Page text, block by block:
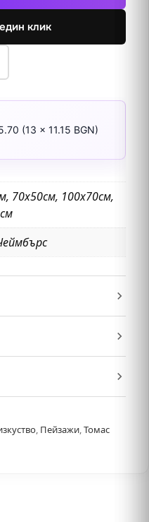
клик
(13 x 11.15 BGN)
70х50см, 100х70см,
, Пейзажи,Томас